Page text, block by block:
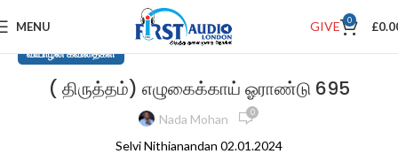
MENU GIVE 0 £
வியாழன் கவிதைகள்
( திருத்தம்) எழுகைக்காய் ஓராண்டு 695
Nada Mohan 0
Selvi Nithianandan 02.01.2024